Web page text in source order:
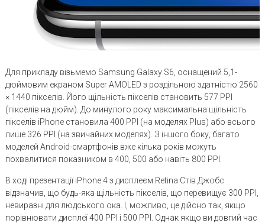
Для прикладу візьмемо Samsung Galaxy S6, оснащений 5,1-
дюймовим екраном Super AMOLED з роздільною здатністю 2560
× 1440 пікселів. Його щільність пікселів становить 577 PPI
(пікселів на дюйм). До минулого року максимальна щільність
пікселів iPhone становила 400 PPI (на моделях Plus) або всього
лише 326 PPI (на звичайних моделях). З іншого боку, багато
моделей Android-смартфонів вже кілька років можуть
похвалитися показником в 400, 500 або навіть 800 PPI.
В ході презентації iPhone 4 з дисплеєм Retina Стів Джобс
відзначив, що будь-яка щільність пікселів, що перевищує 300 PPI,
невиразні для людського ока. І, можливо, це дійсно так, якщо
порівнювати дисплеї 400 PPI і 500 PPI. Однак якщо ви довгий час